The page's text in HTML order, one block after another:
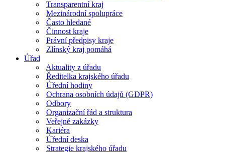
Transparentní kraj
Mezinárodní spolupráce
Často hledané
Činnost kraje
Právní předpisy kraje
Zlínský kraj pomáhá
Úřad
Aktuality z úřadu
Ředitelka krajského úřadu
Úřední hodiny
Ochrana osobních údajů (GDPR)
Odbory
Organizační řád a struktura
Veřejné zakázky
Kariéra
Úřední deska
Strategie krajského úřadu